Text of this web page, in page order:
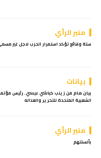
منبر الرأي
ستة وقائع تؤكد استمرار الحرب لاجل غير
بيانات
بيان هام من زينب كباشي عيسي. رئيس مؤتمر
الشعبية المتحدة للتحرير والعداله
منبر الرأي
بألسنتهم